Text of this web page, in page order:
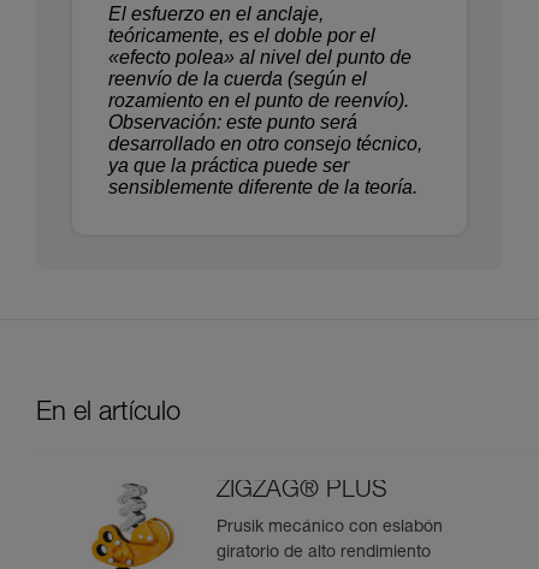
El esfuerzo en el anclaje,
teóricamente, es el doble por el
«efecto polea» al nivel del punto de
reenvío de la cuerda (según el
rozamiento en el punto de reenvío).
Observación: este punto será
desarrollado en otro consejo técnico,
ya que la práctica puede ser
sensiblemente diferente de la teoría.
En el artículo
ZIGZAG® PLUS
Prusik mecánico con eslabón
giratorio de alto rendimiento